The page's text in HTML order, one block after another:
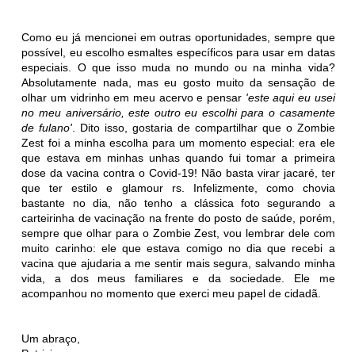
Como eu já mencionei em outras oportunidades, sempre que
possível, eu escolho esmaltes específicos para usar em datas
especiais. O que isso muda no mundo ou na minha vida?
Absolutamente nada, mas eu gosto muito da sensação de
olhar um vidrinho em meu acervo e pensar 'este aqui eu usei
no meu aniversário, este outro eu escolhi para o casamente
de fulano'. Dito isso, gostaria de compartilhar que o Zombie
Zest foi a minha escolha para um momento especial: era ele
que estava em minhas unhas quando fui tomar a primeira
dose da vacina contra o Covid-19! Não basta virar jacaré, ter
que ter estilo e glamour rs. Infelizmente, como chovia
bastante no dia, não tenho a clássica foto segurando a
carteirinha de vacinação na frente do posto de saúde, porém,
sempre que olhar para o Zombie Zest, vou lembrar dele com
muito carinho: ele que estava comigo no dia que recebi a
vacina que ajudaria a me sentir mais segura, salvando minha
vida, a dos meus familiares e da sociedade. Ele me
acompanhou no momento que exerci meu papel de cidadã.
Um abraço,